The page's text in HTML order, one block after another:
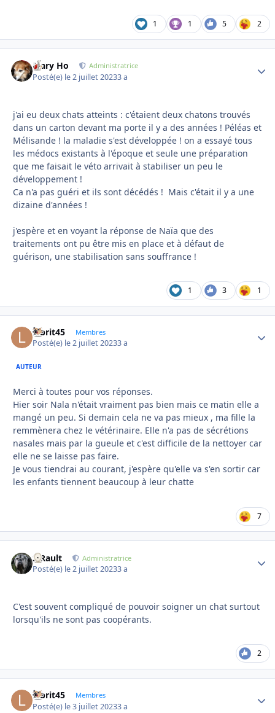
1 1 5 2
Mary Ho Administratrice
Posté(e) le 2 juillet 20233 a
j'ai eu deux chats atteints : c'étaient deux chatons trouvés
dans un carton devant ma porte il y a des années ! Péléas et
Mélisande ! la maladie s'est développée ! on a essayé tous
les médocs existants à l'époque et seule une préparation
que me faisait le véto arrivait à stabiliser un peu le
développement !
Ca n'a pas guéri et ils sont décédés ! Mais c'était il y a une
dizaine d'années !
j'espère et en voyant la réponse de Naïa que des
traitements ont pu être mis en place et à défaut de
guérison, une stabilisation sans souffrance !
1 3 1
labrit45 Membres
Posté(e) le 2 juillet 20233 a
AUTEUR
Merci à toutes pour vos réponses.
Hier soir Nala n'était vraiment pas bien mais ce matin elle a
mangé un peu. Si demain cela ne va pas mieux , ma fille la
remmènera chez le vétérinaire. Elle n'a pas de sécrétions
nasales mais par la gueule et c'est difficile de la nettoyer car
elle ne se laisse pas faire.
Je vous tiendrai au courant, j'espère qu'elle va s'en sortir car
les enfants tiennent beaucoup à leur chatte
7
S.Rault Administratrice
Posté(e) le 2 juillet 20233 a
C'est souvent compliqué de pouvoir soigner un chat surtout
lorsqu'ils ne sont pas coopérants.
2
labrit45 Membres
Posté(e) le 3 juillet 20233 a